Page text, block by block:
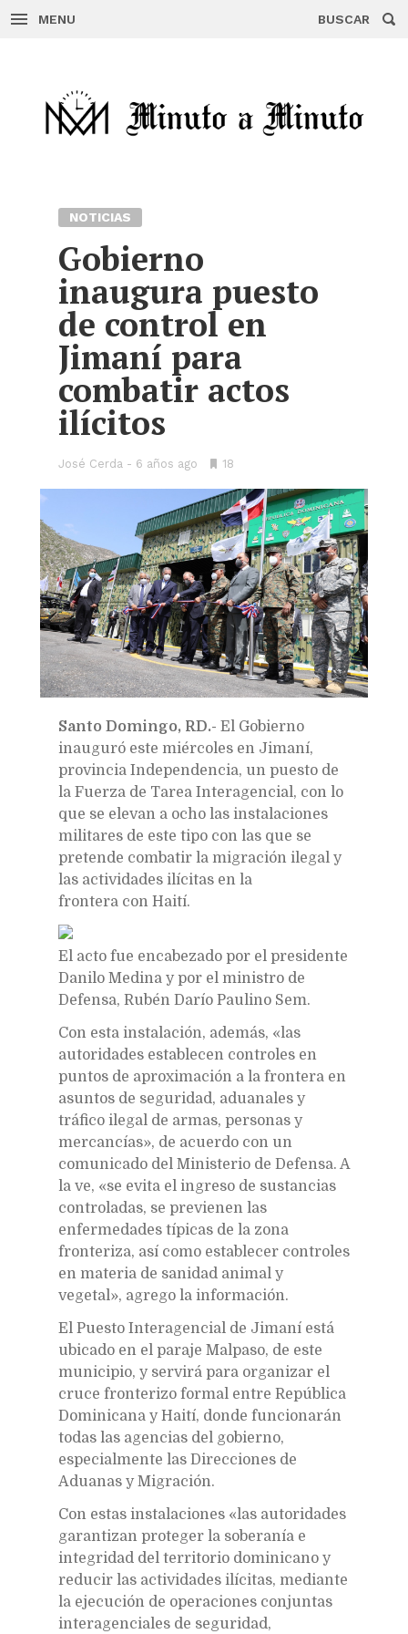
MENU BUSCAR
NOTICIAS
Gobierno
inaugura puesto
de control en
Jimaní para
combatir actos
ilícitos
José Cerda 6 años ago
•18
Santo Domingo, RD.- El Gobierno
inauguró este miércoles en Jimaní,
provincia Independencia, un puesto de
la Fuerza de Tarea Interagencial, con lo
que se elevan a ocho las instalaciones
militares de este tipo con las que se
pretende combatir la migración ilegal y
las actividades ilícitas en la
frontera con Haití.
El acto fue encabezado por el presidente
Danilo Medina y por el ministro de
Defensa, Rubén Darío Paulino Sem.
Con esta instalación, además, «las
autoridades establecen controles en
puntos de aproximación a la frontera en
asuntos de seguridad, aduanales y
tráfico ilegal de armas, personas y
mercancías», de acuerdo con un
comunicado del Ministerio de Defensa. A
la ve, «se evita el ingreso de sustancias
controladas, se previenen las
enfermedades típicas de la zona
fronteriza, así como establecer controles
en materia de sanidad animal y
vegetal», agrego la información.
El Puesto Interagencial de Jimaní está
ubicado en el paraje Malpaso, de este
municipio, y servirá para organizar el
cruce fronterizo formal entre República
Dominicana y Haití, donde funcionarán
todas las agencias del gobierno,
especialmente las Direcciones de
Aduanas y Migración.
Con estas instalaciones «las autoridades
garantizan proteger la soberanía e
integridad del territorio dominicano y
reducir las actividades ilícitas, mediante
la ejecución de operaciones conjuntas
interagenciales de seguridad,